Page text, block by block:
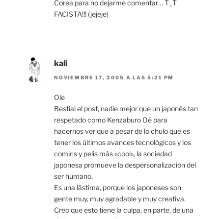
Corea para no dejarme comentar… T_T
FACISTA!!! (jejeje)
kali
NOVIEMBRE 17, 2005 A LAS 5:21 PM
Ole
Bestial el post, nadie mejor que un japonés tan
respetado como Kenzaburo Oé para
hacernos ver que a pesar de lo chulo que es
tener los últimos avances tecnológicos y los
comics y pelis más «cool», la sociedad
japonesa promueve la despersonalización del
ser humano.
Es una lástima, porque los japoneses son
gente muy, muy agradable y muy creativa.
Creo que esto tiene la culpa, en parte, de una